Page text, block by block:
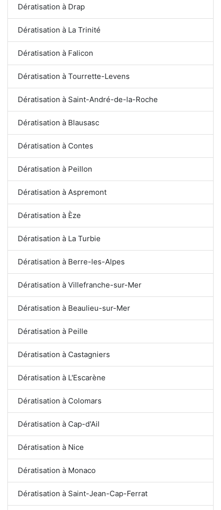
Dératisation à Drap
Dératisation à La Trinité
Dératisation à Falicon
Dératisation à Tourrette-Levens
Dératisation à Saint-André-de-la-Roche
Dératisation à Blausasc
Dératisation à Contes
Dératisation à Peillon
Dératisation à Aspremont
Dératisation à Èze
Dératisation à La Turbie
Dératisation à Berre-les-Alpes
Dératisation à Villefranche-sur-Mer
Dératisation à Beaulieu-sur-Mer
Dératisation à Peille
Dératisation à Castagniers
Dératisation à L'Escarène
Dératisation à Colomars
Dératisation à Cap-d'Ail
Dératisation à Nice
Dératisation à Monaco
Dératisation à Saint-Jean-Cap-Ferrat